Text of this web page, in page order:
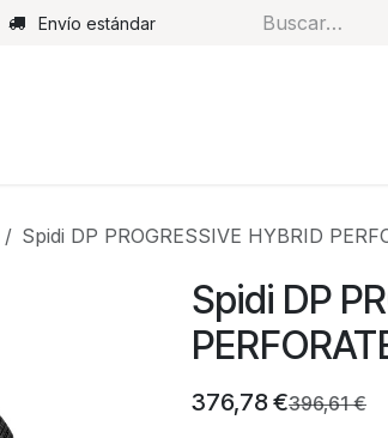
Envío estándar
Spidi DP PROGRESSIVE HYBRID
Spidi DP
376,78€396,61€